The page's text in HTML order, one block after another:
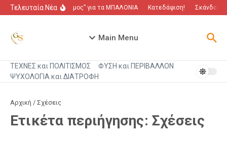
Μετάβαση στο περιεχόμενο
Τελευταία Νέα“Πόλεμος” για τα ΜΠΑΛΟΝΙΑ Κατεδάφιση! Σκάνδαλο
Main Menu
ΤΕΧΝΕΣ και ΠΟΛΙΤΙΣΜΟΣ
ΦΥΣΗ και ΠΕΡΙΒΑΛΛΟΝ
ΨΥΧΟΛΟΓΙΑ και ΔΙΑΤΡΟΦΗ
Αρχική / Σχέσεις
Ετικέτα περιήγησης: Σχέσεις